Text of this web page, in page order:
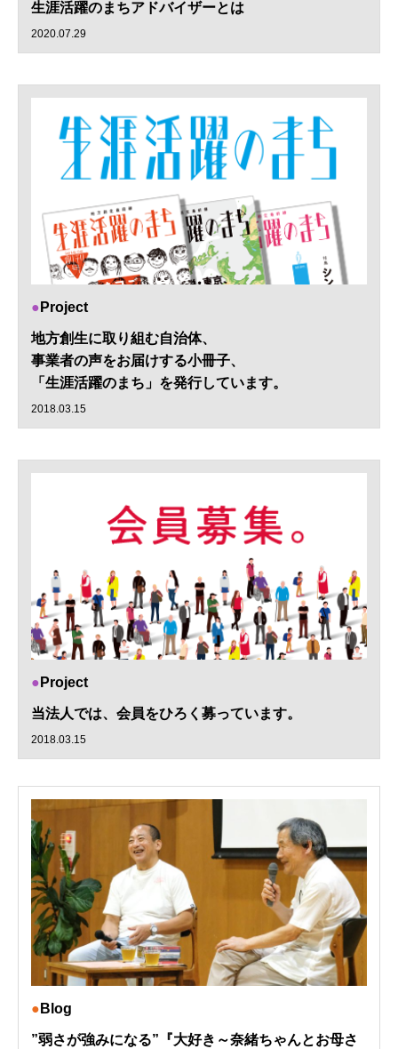
生涯活躍のまちアドバイザーとは
2020.07.29
Project
地方創生に取り組む自治体、
事業者の声をお届けする小冊子、
「生涯活躍のまち」を発行しています。
2018.03.15
Project
当法人では、会員をひろく募っています。
2018.03.15
Blog
”弱さが強みになる”『大好き～奈緒ちゃんとお母さ